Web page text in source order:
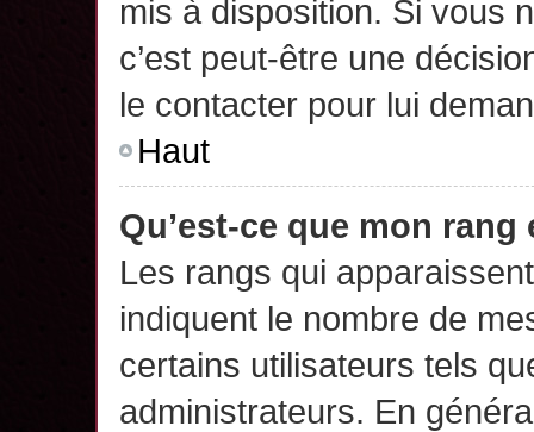
mis à disposition. Si vous
c’est peut-être une
le contacter pour lui
Haut
Qu’est-ce que mon
Les rangs qui
indiquent le nombre de
certains utilisateurs tels
administrateurs. En